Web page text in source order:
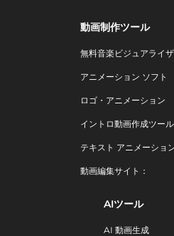
動画制作ツール
無料音楽ビジュアライ
アニメーション ソフト
ロゴ・アニメーション
イントロ動画作成ツール
テキスト アニメーショ
動画編集サイト：
AIツール
AI 動画生成